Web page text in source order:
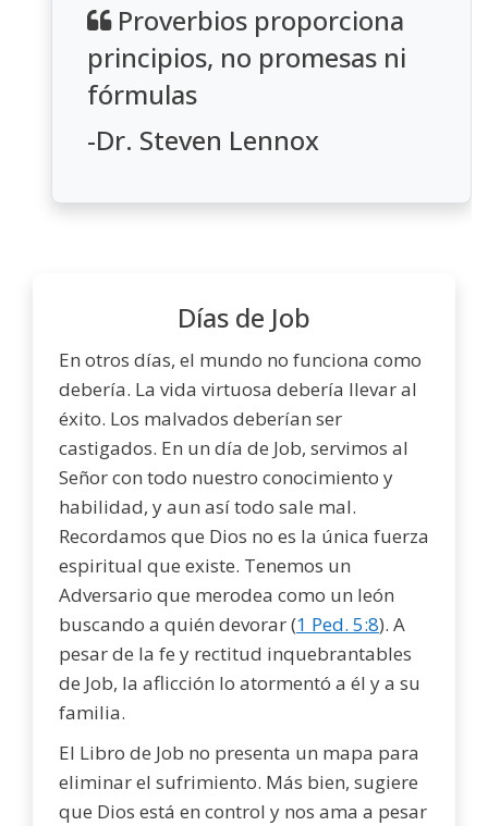
Proverbios proporciona
principios, no promesas ni
fórmulas
-Dr. Steven Lennox
Días de Job
En otros días, el mundo no funciona como
debería. La vida virtuosa debería llevar al
éxito. Los malvados deberían ser
castigados. En un día de Job, servimos al
Señor con todo nuestro conocimiento y
habilidad, y aun así todo sale mal.
Recordamos que Dios no es la única fuerza
espiritual que existe. Tenemos un
Adversario que merodea como un león
buscando a quién devorar (1 Ped. 5:8). A
pesar de la fe y rectitud inquebrantables
de Job, la aflicción lo atormentó a él y a su
familia.
El Libro de Job no presenta un mapa para
eliminar el sufrimiento. Más bien, sugiere
que Dios está en control y nos ama a pesar